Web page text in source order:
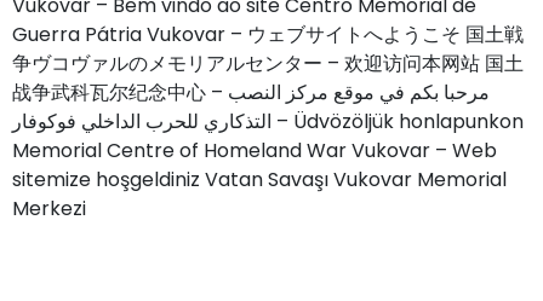
Guerra Pátria Vukovar – ウェブサイトへようこそ 国土戦
争ヴコヴァルのメモリアルセンター – 欢迎访问本网站 国土
战争武科瓦尔纪念中心 – مرحبا بكم في موقع مركز النصب
التذكاري للحرب الداخلي فوكوفار – Üdvözöljük honlapunkon
Memorial Centre of Homeland War Vukovar – Web
sitemize hoşgeldiniz Vatan Savaşı Vukovar Memorial
Merkezi